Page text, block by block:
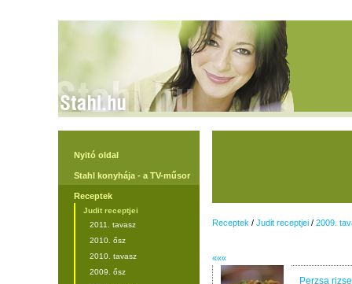
Nyitó oldal
Stahl konyhája - a TV-műsor
Receptek
Judit receptjei
2011. tavasz
2010. ősz
2010. tavasz
2009. ősz
Receptek / Judit receptjei/ 2009.
«««
Perzsa